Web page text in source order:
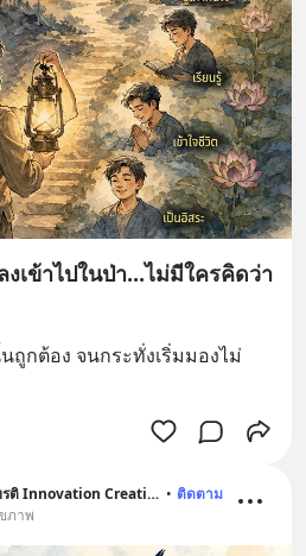
เข้าไปในป่า...ไม่มีใครคิดว่า
ถูกต้อง จนกระทั่งเริ่มมองไม่
ดร.ทรงพล เทอดรัตนเกียรติ Innovation Creative • ติดตาม
ภาพ